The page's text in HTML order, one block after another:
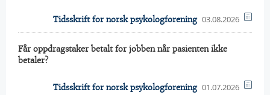
Tidsskrift for norsk psykologforening 03.08.2026
Får oppdragstaker betalt for jobben når pasienten ikke
betaler?
Tidsskrift for norsk psykologforening 01.07.2026